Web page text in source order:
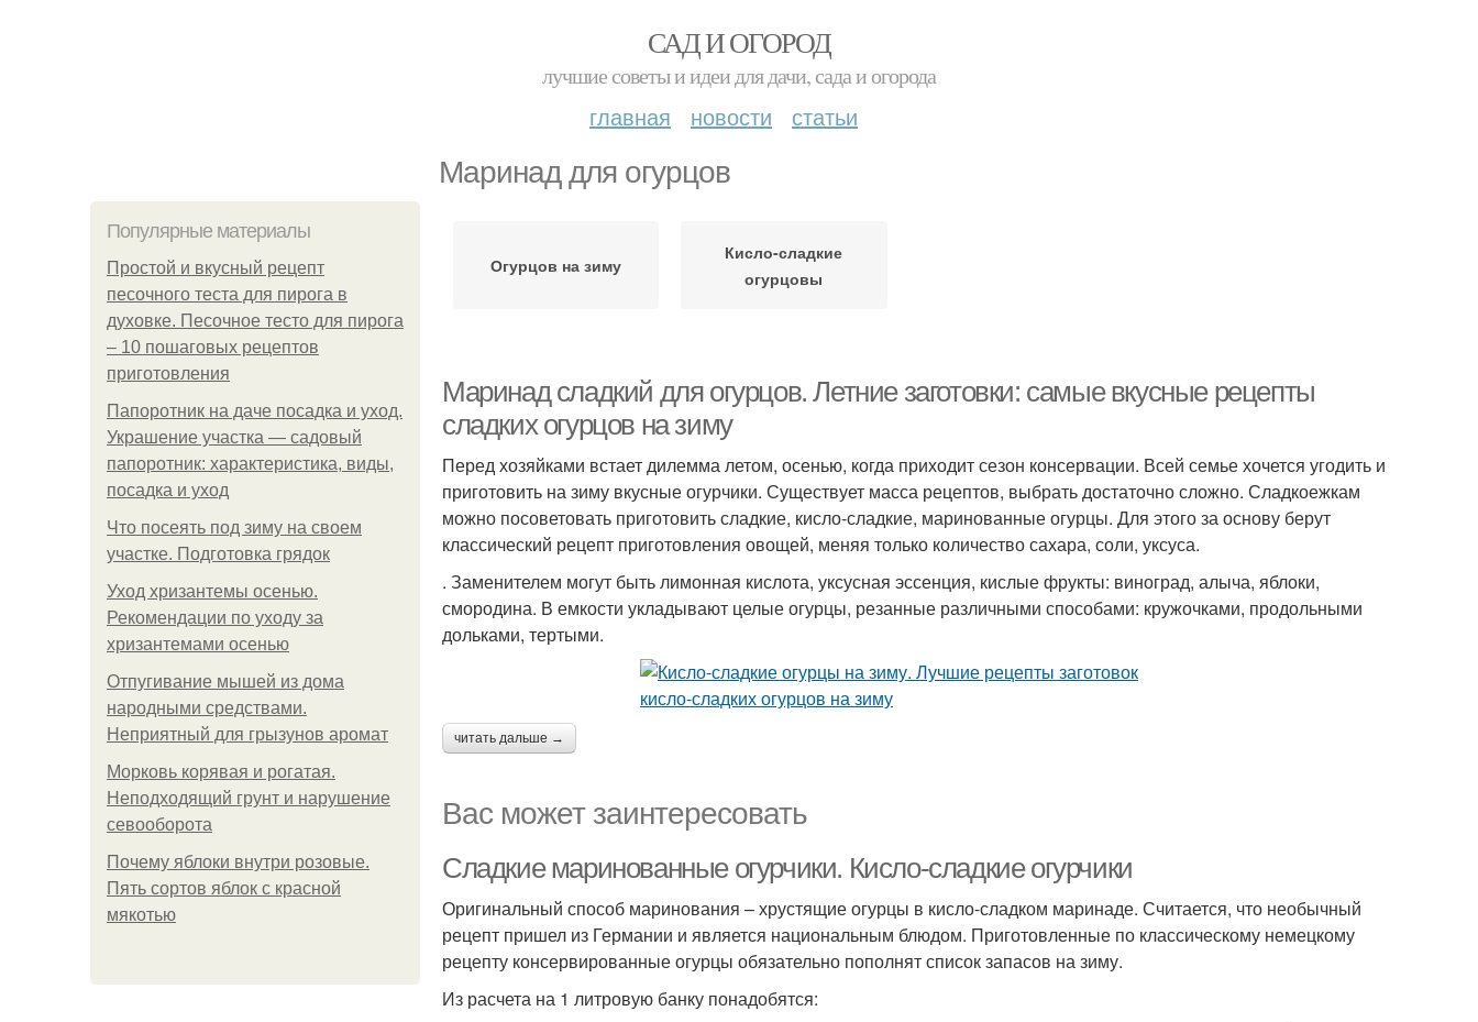
САД И ОГОРОД
лучшие советы и идеи для дачи, сада и огорода
главная новости статьи
Маринад для огурцов
Популярные материалы
Простой и вкусный рецепт
песочного теста для пирога в
духовке. Песочное тесто для пирога
– 10 пошаговых рецептов
приготовления
Папоротник на даче посадка и уход.
Украшение участка — садовый
папоротник: характеристика, виды,
посадка и уход
Что посеять под зиму на своем
участке. Подготовка грядок
Уход хризантемы осенью.
Рекомендации по уходу за
хризантемами осенью
Отпугивание мышей из дома
народными средствами.
Неприятный для грызунов аромат
Морковь корявая и рогатая.
Неподходящий грунт и нарушение
севооборота
Почему яблоки внутри розовые.
Пять сортов яблок с красной
мякотью
Огурцов на зиму
Кисло-сладкие
огурцовы
Маринад сладкий для огурцов. Летние заготовки: самые вкусные рецепты
сладких огурцов на зиму
Перед хозяйками встает дилемма летом, осенью, когда приходит сезон консервации. Всей семье хочется угодить и
приготовить на зиму вкусные огурчики. Существует масса рецептов, выбрать достаточно сложно. Сладкоежкам
можно посоветовать приготовить сладкие, кисло-сладкие, маринованные огурцы. Для этого за основу берут
классический рецепт приготовления овощей, меняя только количество сахара, соли, уксуса.
. Заменителем могут быть лимонная кислота, уксусная эссенция, кислые фрукты: виноград, алыча, яблоки,
смородина. В емкости укладывают целые огурцы, резанные различными способами: кружочками, продольными
дольками, тертыми.
читать дальше →
Вас может заинтересовать
Сладкие маринованные огурчики. Кисло-сладкие огурчики
Оригинальный способ маринования – хрустящие огурцы в кисло-сладком маринаде. Считается, что необычный
рецепт пришел из Германии и является национальным блюдом. Приготовленные по классическому немецкому
рецепту консервированные огурцы обязательно пополнят список запасов на зиму.
Из расчета на 1 литровую банку понадобятся: